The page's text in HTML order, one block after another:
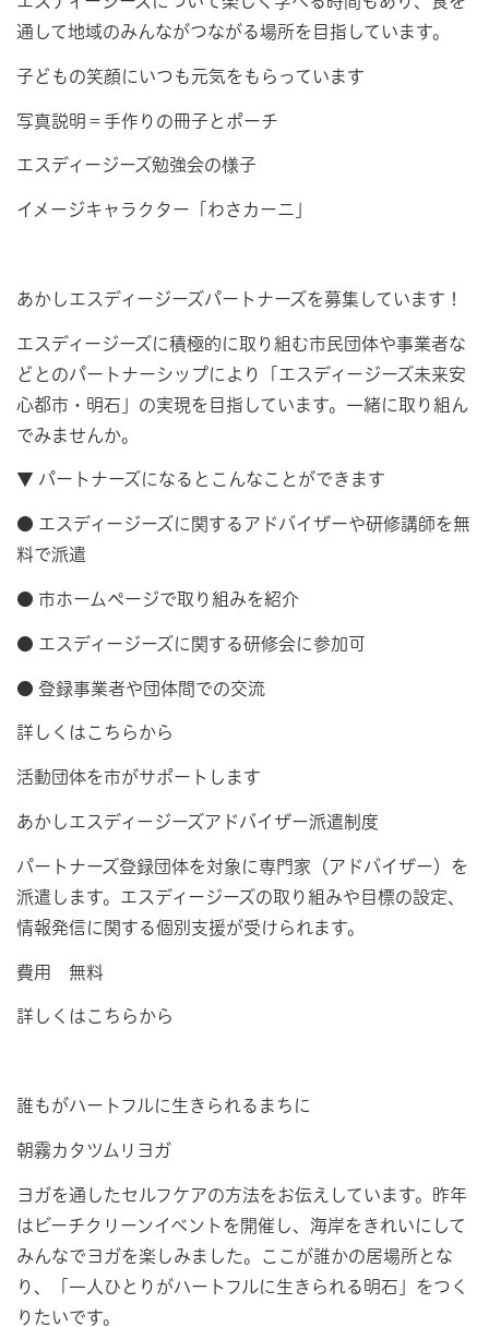
通して地域のみんながつながる場所を目指しています。
子どもの笑顔にいつも元気をもらっています
写真説明＝手作りの冊子とポーチ
エスディージーズ勉強会の様子
イメージキャラクター「わさカーニ」
あかしエスディージーズパートナーズを募集しています！
エスディージーズに積極的に取り組む市民団体や事業者な
どとのパートナーシップにより「エスディージーズ未来安
心都市・明石」の実現を目指しています。一緒に取り組ん
でみませんか。
▼ パートナーズになるとこんなことができます
● エスディージーズに関するアドバイザーや研修講師を無
料で派遣
● 市ホームページで取り組みを紹介
● エスディージーズに関する研修会に参加可
● 登録事業者や団体間での交流
詳しくはこちらから
活動団体を市がサポートします
あかしエスディージーズアドバイザー派遣制度
パートナーズ登録団体を対象に専門家（アドバイザー）を
派遣します。エスディージーズの取り組みや目標の設定、
情報発信に関する個別支援が受けられます。
費用 無料
詳しくはこちらから
誰もがハートフルに生きられるまちに
朝霧カタツムリヨガ
ヨガを通したセルフケアの方法をお伝えしています。昨年
はビーチクリーンイベントを開催し、海岸をきれいにして
みんなでヨガを楽しみました。ここが誰かの居場所とな
り、「一人ひとりがハートフルに生きられる明石」をつく
りたいです。